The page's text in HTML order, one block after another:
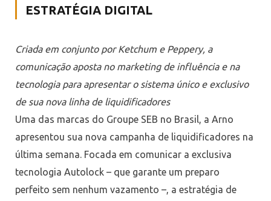
ESTRATÉGIA DIGITAL
Criada em conjunto por Ketchum e Peppery, a
comunicação aposta no marketing de influência e na
tecnologia para apresentar o sistema único e exclusivo
de sua nova linha de liquidificadores
Uma das marcas do Groupe SEB no Brasil, a Arno
apresentou sua nova campanha de liquidificadores na
última semana. Focada em comunicar a exclusiva
tecnologia Autolock – que garante um preparo
perfeito sem nenhum vazamento –, a estratégia de